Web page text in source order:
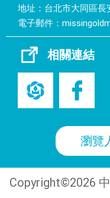
地址：台北市大同區
電子郵件：
相關連結
瀏覽
Copyright©2026